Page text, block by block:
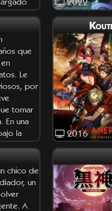
traba
que
Le
por
tomar
En una
la
mujer
2016
chico de
un
A